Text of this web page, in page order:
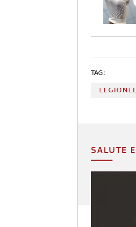
TAG:
SALUTE